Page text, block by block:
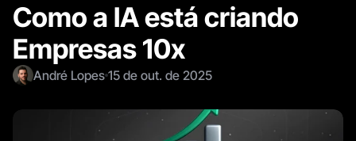
Como a IA está criando
Empresas 10x
André Lopes 15 de out. de 2025